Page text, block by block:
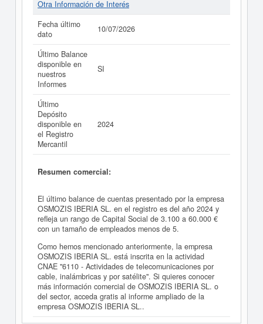
Otra Información de Interés
Fecha último
dato
10/07/2026
Último Balance
disponible en
nuestros
Informes
SI
Último
Depósito
disponible en
el Registro
Mercantil
2024
Resumen comercial:
El último balance de cuentas presentado por la empresa
OSMOZIS IBERIA SL. en el registro es del año 2024 y
refleja un rango de Capital Social de 3.100 a 60.000 €
con un tamaño de empleados menos de 5.
Como hemos mencionado anteriormente, la empresa
OSMOZIS IBERIA SL. está inscrita en la actividad
CNAE "6110 - Actividades de telecomunicaciones por
cable, inalámbricas y por satélite". Si quieres conocer
más información comercial de OSMOZIS IBERIA SL. o
del sector, acceda gratis al informe ampliado de la
empresa OSMOZIS IBERIA SL..